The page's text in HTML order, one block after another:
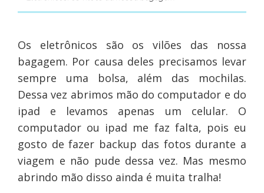
Os eletrônicos são os vilões das nossa
bagagem. Por causa deles precisamos levar
sempre uma bolsa, além das mochilas.
Dessa vez abrimos mão do computador e do
ipad e levamos apenas um celular. O
computador ou ipad me faz falta, pois eu
gosto de fazer backup das fotos durante a
viagem e não pude dessa vez. Mas mesmo
abrindo mão disso ainda é muita tralha!